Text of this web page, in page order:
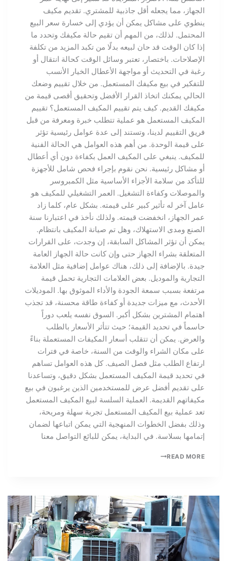
الجهاز، مما يجعله أقل جاذبية للمشتري. تقديم مكيف
ينطوي على مشاكل يمكن أن يؤدي إلى خسارة سعر البيع
المحتمل. لذلك، من المهم أن تقيم حالة مكيفك وتحدد ما
إذا كان الوقت قد حان لبيعه بدلًا من تكبد المزيد من تكلفة
الإصلاحات. باختصار، تعتبر وسائل الوقت كحالة انتقال أو
رغبة في التحديث أو مواجهة الأعطال الخيار الأنسب
للتفكير في بيع مكيفك المستعمل. من خلال تقييم وضعك
الحالي يمكنك اتخاذ القرار الأفضل وتحقيق أقصى قيمة من
مكيفك القديم. كيف يتم تقييم المكيف المستعمل؟ تقييم
المكيف المستعمل هو عملية تتطلب خبرة ومعرفة من قبل
فريق التقييم لدينا، وتستند إلى عدة عوامل رئيسية تؤثر
على قيمة الوحدة. من أهم هذه العوامل هي الحالة الفنية
للمكيف. ينبغي على المكيف العمل بكفاءة دون أي أعطال
أو مشاكل رئيسية. نحن نقوم بإجراء فحص شامل للأجهزة
للتأكد من سلامة الأجزاء الأساسية مثل الكمبروسر
والموصلات وكفاءة التشغيل. العمر التشغيلي للمكيف هو
عامل آخر له تأثير كبير على قيمته. بشكل عام، كلما زاد
عمر الجهاز، انخفضت قيمته. ولذلك نأخذ في اعتبارنا سنة
الصنع ومدى الاستهلاك، وهل تم صيانة المكيف بانتظام.
يمكن أن تؤثر المشاكل السابقة، إن وجدت، على القرارات
المتعلقة بشراء الجهاز حتى وإن كانت حالة الجهاز العامة
جيدة. بالإضافة إلى ذلك، هناك عوامل إضافية مثل العلامة
التجارية والموديل. بعض العلامات التجارية تحمل قيمة
مرتفعة بسبب سمعة الجودة والأداء الموثوق بها. الموديلات
الأحدث، مع ميزات جديدة أو كفاءة طاقة محسنة، قد تجذب
اهتمام المشترين بشكل أكبر. السوق نفسه يلعب دوراً
حاسماً في تحديد القيمة؛ حيث تتأثر الأسعار بالطلب
والعرض. يمكن أن تتقلب أسعار المكيفات المستعملة بناءً
على مكان الشراء والوقت من السنة، خاصة في فترات
ارتفاع الطلب مثل فصل الصيف. كل هذه العوامل تساهم
في تحديد قيمة المكيف المستعمل بشكل دقيق، وتساعدنا
على تقديم أفضل عرض للمستخدمين الذين يرغبون في بيع
مكيفاتهم القديمة. العملية السلسة لبيع المكيف المستعمل
تعد عملية بيع المكيف المستعمل تجربة سهلة ومريحة،
وذلك بفضل الخطوات المنهجية التي يمكن اتباعها لضمان
إتمامها بسلاسة. في البداية، يمكن للبائع التواصل معنا
READ MORE